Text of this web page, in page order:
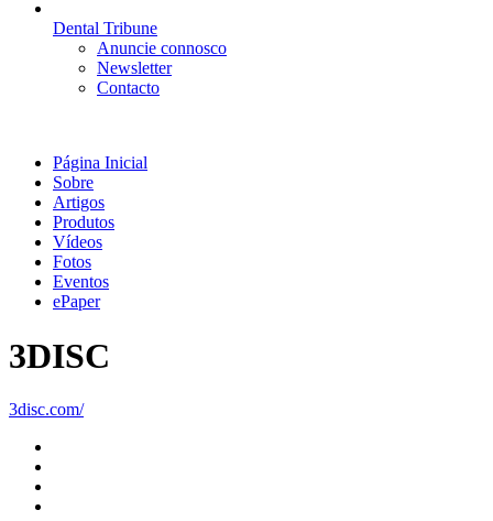
Dental Tribune
Anuncie connosco
Newsletter
Contacto
Página Inicial
Sobre
Artigos
Produtos
Vídeos
Fotos
Eventos
ePaper
3DISC
3disc.com/